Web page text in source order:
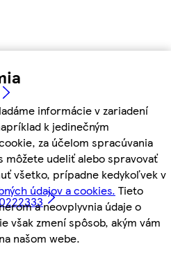
informácie v zariadení
k jedinečným
za účelom spracúvania
môžete udeliť alebo spravovať
všetko, prípadne kedykoľvek v
údajov a cookies. Tieto
a neovplyvnia údaje o
však zmení spôsob, akým vám
našom webe.